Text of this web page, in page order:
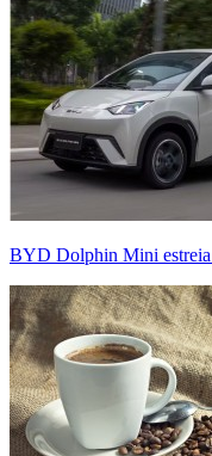
BYD Dolphin Mini estreia